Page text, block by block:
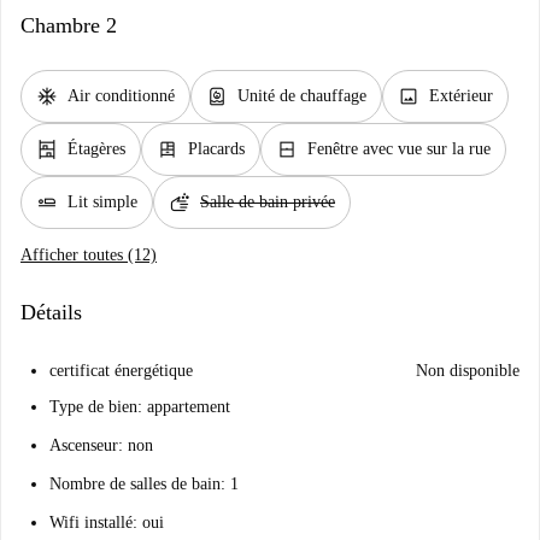
Chambre 2
ac_unit Air conditionné water_heater Unité de chauffage image Extérieur
shelves Étagères dresser Placards window_closed Fenêtre avec vue sur la rue
airline_seat_flat Lit simple soap Salle de bain privée
Afficher toutes (12)
Détails
certificat énergétique
Non disponible
Type de bien: appartement
Ascenseur: non
Nombre de salles de bain: 1
Wifi installé: oui